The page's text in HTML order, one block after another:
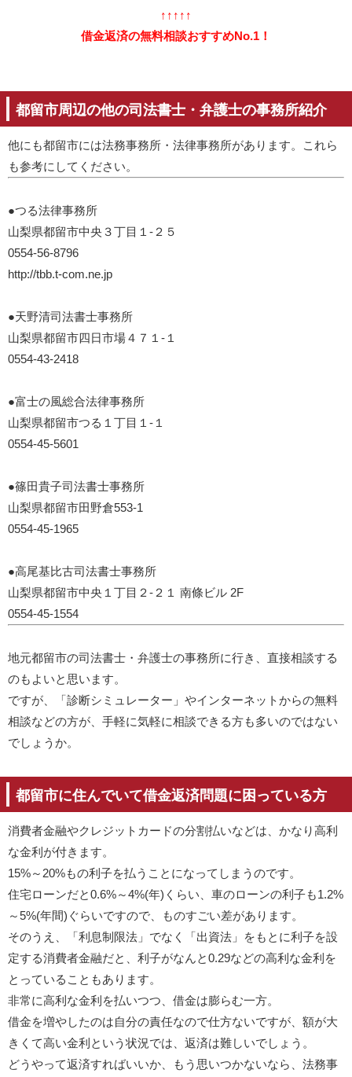
↑↑↑↑↑
借金返済の無料相談おすすめNo.1！
都留市周辺の他の司法書士・弁護士の事務所紹介
他にも都留市には法務事務所・法律事務所があります。これら
も参考にしてください。
●つる法律事務所
山梨県都留市中央３丁目１-２５
0554-56-8796
http://tbb.t-com.ne.jp
●天野清司法書士事務所
山梨県都留市四日市場４７１-１
0554-43-2418
●富士の風総合法律事務所
山梨県都留市つる１丁目１-１
0554-45-5601
●篠田貴子司法書士事務所
山梨県都留市田野倉553-1
0554-45-1965
●高尾基比古司法書士事務所
山梨県都留市中央１丁目２-２１ 南條ビル 2F
0554-45-1554
地元都留市の司法書士・弁護士の事務所に行き、直接相談する
のもよいと思います。
ですが、「診断シミュレーター」やインターネットからの無料
相談などの方が、手軽に気軽に相談できる方も多いのではない
でしょうか。
都留市に住んでいて借金返済問題に困っている方
消費者金融やクレジットカードの分割払いなどは、かなり高利
な金利が付きます。
15%～20%もの利子を払うことになってしまうのです。
住宅ローンだと0.6%～4%(年)くらい、車のローンの利子も1.2%
～5%(年間)ぐらいですので、ものすごい差があります。
そのうえ、「利息制限法」でなく「出資法」をもとに利子を設
定する消費者金融だと、利子がなんと0.29などの高利な金利を
とっていることもあります。
非常に高利な金利を払いつつ、借金は膨らむ一方。
借金を増やしたのは自分の責任なので仕方ないですが、額が大
きくて高い金利という状況では、返済は難しいでしょう。
どうやって返済すればいいか、もう思いつかないなら、法務事